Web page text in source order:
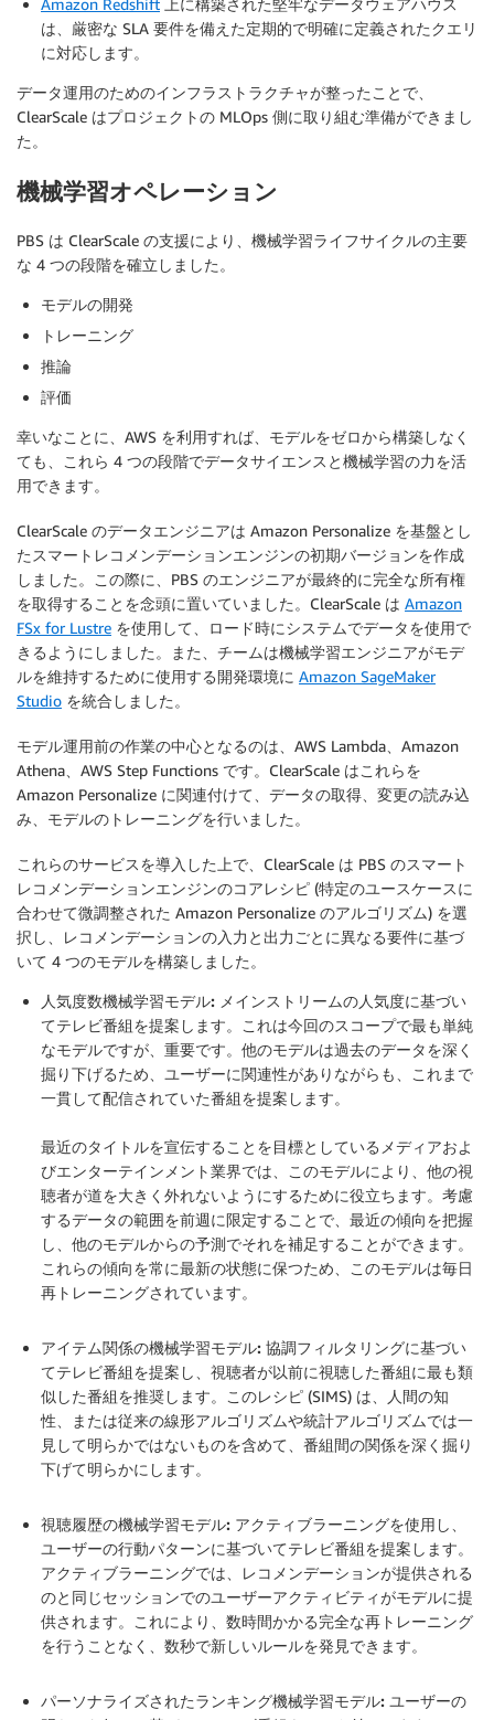
Amazon Redshift 上に構築された堅牢なデータウェアハウス
は、厳密な SLA 要件を備えた定期的で明確に定義されたクエリ
に対応します。
データ運用のためのインフラストラクチャが整ったことで、
ClearScale はプロジェクトの MLOps 側に取り組む準備ができまし
た。
機械学習オペレーション
PBS は ClearScale の支援により、機械学習ライフサイクルの主要
な 4 つの段階を確立しました。
モデルの開発
トレーニング
推論
評価
幸いなことに、AWS を利用すれば、モデルをゼロから構築しなく
ても、これら 4 つの段階でデータサイエンスと機械学習の力を活
用できます。
ClearScale のデータエンジニアは Amazon Personalize を基盤とし
たスマートレコメンデーションエンジンの初期バージョンを作成
しました。この際に、PBS のエンジニアが最終的に完全な所有権
を取得することを念頭に置いていました。ClearScale は Amazon
FSx for Lustre を使用して、ロード時にシステムでデータを使用で
きるようにしました。また、チームは機械学習エンジニアがモデ
ルを維持するために使用する開発環境に Amazon SageMaker
Studio を統合しました。
モデル運用前の作業の中心となるのは、AWS Lambda、Amazon
Athena、AWS Step Functions です。ClearScale はこれらを
Amazon Personalize に関連付けて、データの取得、変更の読み込
み、モデルのトレーニングを行いました。
これらのサービスを導入した上で、ClearScale は PBS のスマート
レコメンデーションエンジンのコアレシピ (特定のユースケースに
合わせて微調整された Amazon Personalize のアルゴリズム) を選
択し、レコメンデーションの入力と出力ごとに異なる要件に基づ
いて 4 つのモデルを構築しました。
人気度数機械学習モデル: メインストリームの人気度に基づい
てテレビ番組を提案します。これは今回のスコープで最も単純
なモデルですが、重要です。他のモデルは過去のデータを深く
掘り下げるため、ユーザーに関連性がありながらも、これまで
一貫して配信されていた番組を提案します。
最近のタイトルを宣伝することを目標としているメディアおよ
びエンターテインメント業界では、このモデルにより、他の視
聴者が道を大きく外れないようにするために役立ちます。考慮
するデータの範囲を前週に限定することで、最近の傾向を把握
し、他のモデルからの予測でそれを補足することができます。
これらの傾向を常に最新の状態に保つため、このモデルは毎日
再トレーニングされています。
アイテム関係の機械学習モデル: 協調フィルタリングに基づい
てテレビ番組を提案し、視聴者が以前に視聴した番組に最も類
似した番組を推奨します。このレシピ (SIMS) は、人間の知
性、または従来の線形アルゴリズムや統計アルゴリズムでは一
見して明らかではないものを含めて、番組間の関係を深く掘り
下げて明らかにします。
視聴履歴の機械学習モデル: アクティブラーニングを使用し、
ユーザーの行動パターンに基づいてテレビ番組を提案します。
アクティブラーニングでは、レコメンデーションが提供される
のと同じセッションでのユーザーアクティビティがモデルに提
供されます。これにより、数時間かかる完全な再トレーニング
を行うことなく、数秒で新しいルールを発見できます。
パーソナライズされたランキング機械学習モデル: ユーザーの